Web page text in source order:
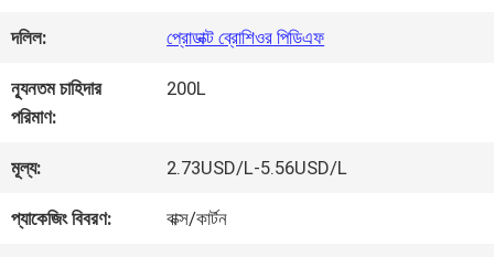
কারখানা
ভ্রমণ
মান
নিয়ন্ত্রণ
দলিল: প্রোডাক্ট ব্রোশিওর পিডিএফ
ন্যূনতম চাহিদার
পরিমাণ:
200L
মূল্য: 2.73USD/L-5.56USD/L
প্যাকেজিং বিবরণ: বাক্স/কার্টন